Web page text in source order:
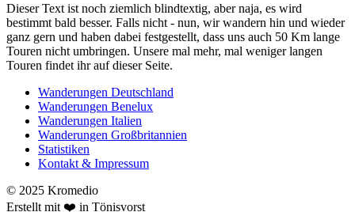
Dieser Text ist noch ziemlich blindtextig, aber naja, es wird
bestimmt bald besser. Falls nicht - nun, wir wandern hin und wieder
ganz gern und haben dabei festgestellt, dass uns auch 50 Km lange
Touren nicht umbringen. Unsere mal mehr, mal weniger langen
Touren findet ihr auf dieser Seite.
Wanderungen Deutschland
Wanderungen Benelux
Wanderungen Italien
Wanderungen Großbritannien
Statistiken
Kontakt & Impressum
© 2025 Kromedio
Erstellt mit ❤️ in Tönisvorst